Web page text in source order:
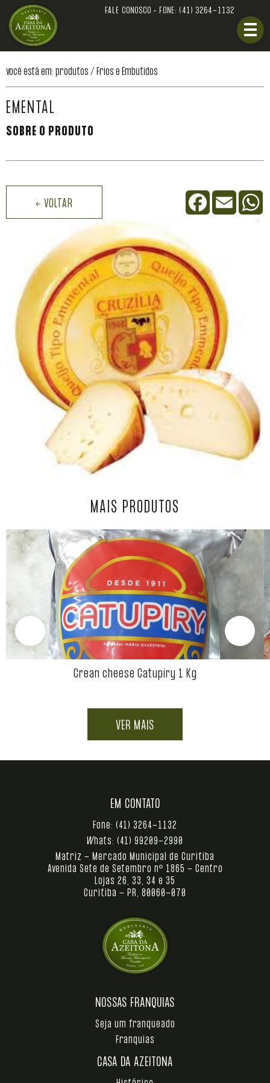
FALE CONOSCO • FONE: (41) 3264-1132
você está em: produtos / Frios e Embutidos
EMENTAL
SOBRE O PRODUTO
← VOLTAR
FacebookEmail
MAIS PRODUTOS
Crean cheese Catupiry 1 Kg
VER MAIS
CASA DA AZEITONA
NOSSAS FRANQUIAS
Seja um franqueado
Franquias
EM CONTATO
Fone: (41) 3264-1132
Whats: (41) 99209-2990
Matriz - Mercado Municipal de Curitiba
Avenida Sete de Setembro nº 1865 - Centro
Lojas 26, 33, 34 e 35
Curitiba - PR, 80060-070